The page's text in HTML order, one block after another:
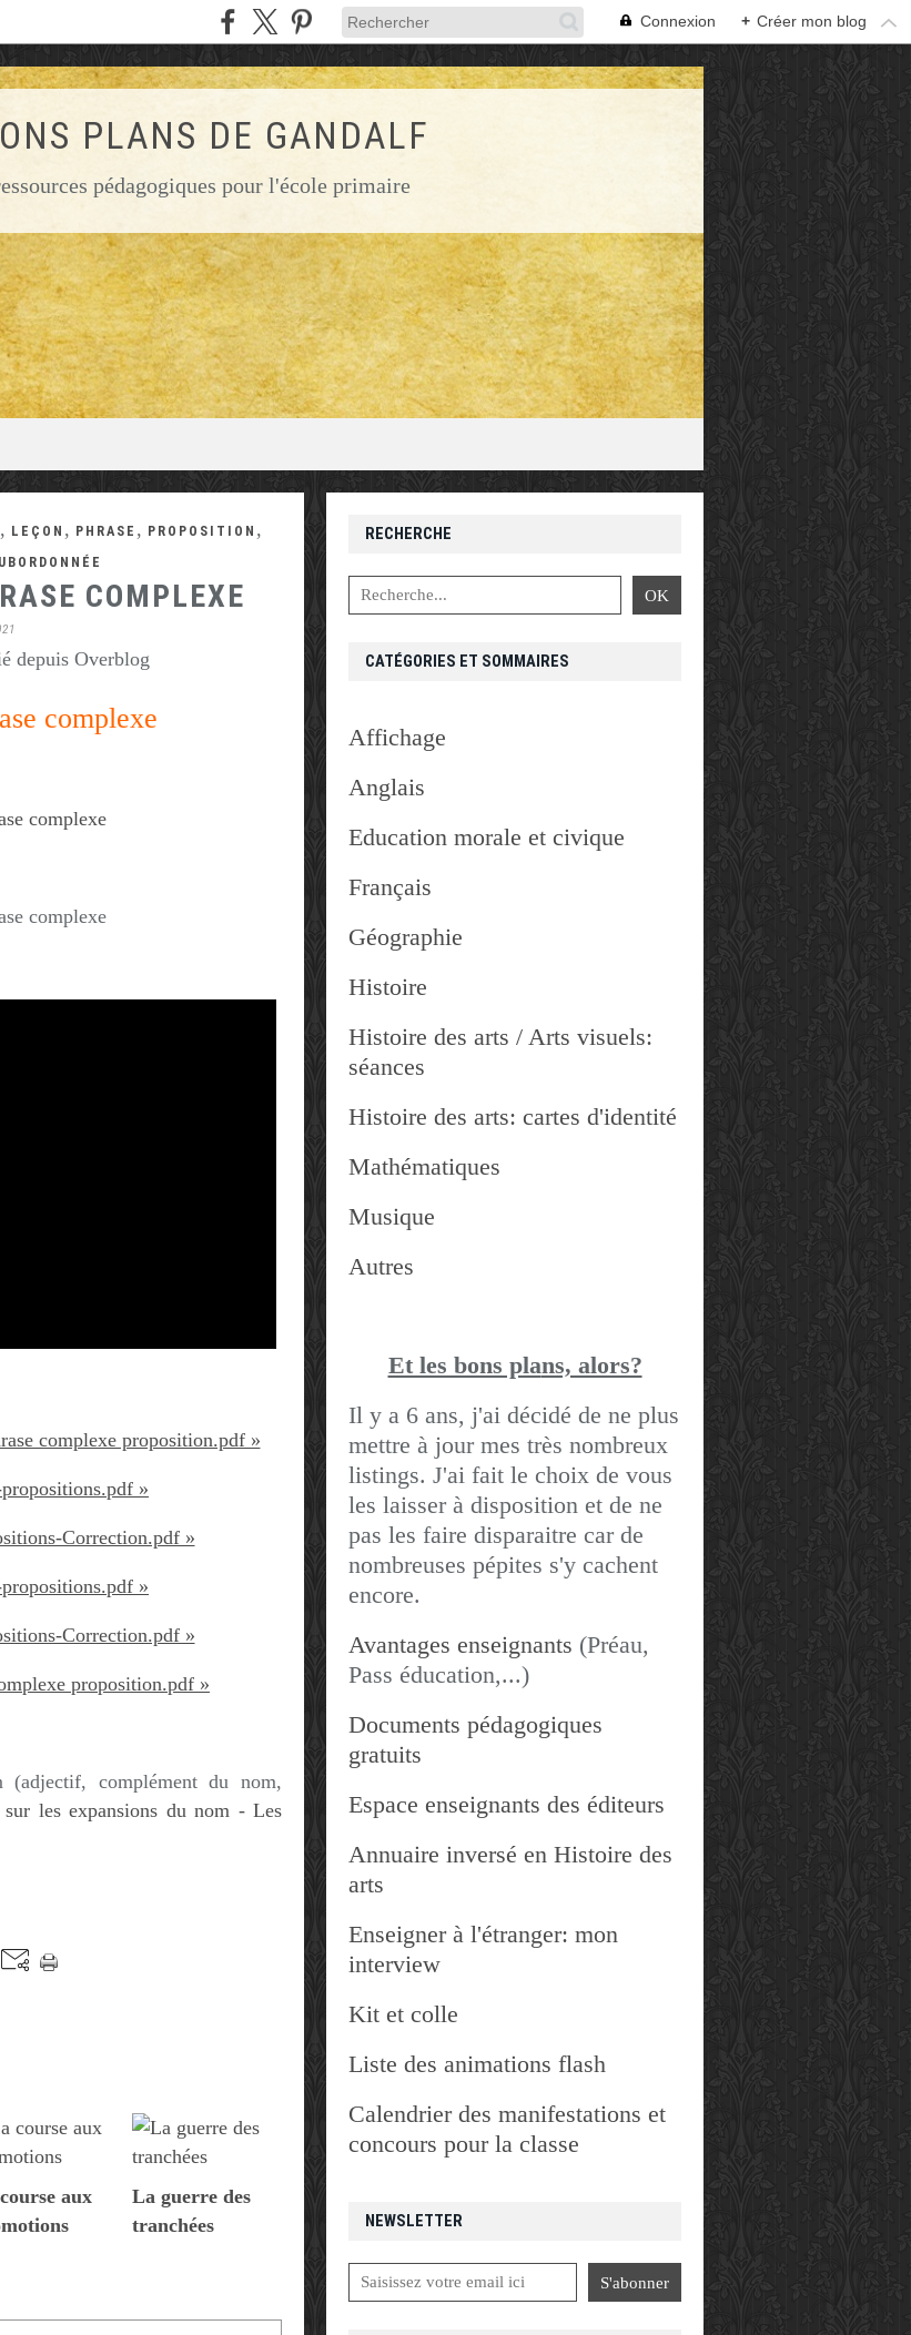
Connexion + Créer mon blog
PLANS DE GANDALF
pédagogiques pour l'école primaire
, LEÇON , PHRASE , PROPOSITION ,
COMPLEXE
depuis Overblog
complexe
complexe proposition.pdf »
»
Correction.pdf »
»
Correction.pdf »
proposition.pdf »
(adjectif, complément du nom,
sur les expansions du nom - Les
aux
La guerre des
tranchées
NEWSLETTER
RECHERCHE
CATÉGORIES ET SOMMAIRES
Affichage
Anglais
Education morale et civique
Français
Géographie
Histoire
Histoire des arts / Arts visuels:
séances
Histoire des arts: cartes d'identité
Mathématiques
Musique
Autres
Et les bons plans, alors?
Il y a 6 ans, j'ai décidé de ne plus
mettre à jour mes très nombreux
listings. J'ai fait le choix de vous
les laisser à disposition et de ne
pas les faire disparaitre car de
nombreuses pépites s'y cachent
encore.
Avantages enseignants (Préau,
Pass éducation,...)
Documents pédagogiques
gratuits
Espace enseignants des éditeurs
Annuaire inversé en Histoire des
arts
Enseigner à l'étranger: mon
interview
Kit et colle
Liste des animations flash
Calendrier des manifestations et
concours pour la classe